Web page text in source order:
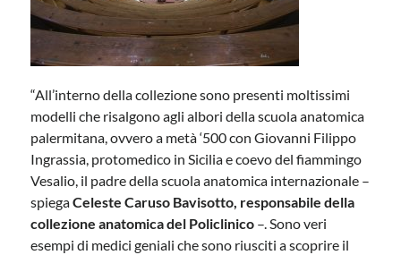
“All’interno della collezione sono presenti moltissimi
modelli che risalgono agli albori della scuola anatomica
palermitana, ovvero a metà ‘500 con Giovanni Filippo
Ingrassia, protomedico in Sicilia e coevo del fiammingo
Vesalio, il padre della scuola anatomica internazionale –
spiegaCeleste Caruso Bavisotto, responsabile della
collezione anatomica del Policlinico –. Sono veri
esempi di medici geniali che sono riusciti a scoprire il